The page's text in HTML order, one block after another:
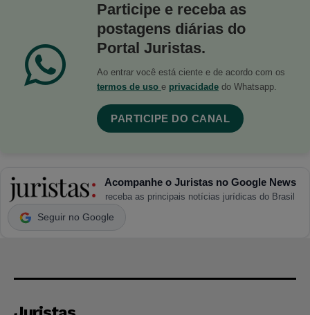
Participe e receba as
postagens diárias do
Portal Juristas.
Ao entrar você está ciente e de acordo com os
termos de uso e privacidade do Whatsapp.
PARTICIPE DO CANAL
Acompanhe o Juristas no Google News
receba as principais notícias jurídicas do Brasil
Seguir no Google